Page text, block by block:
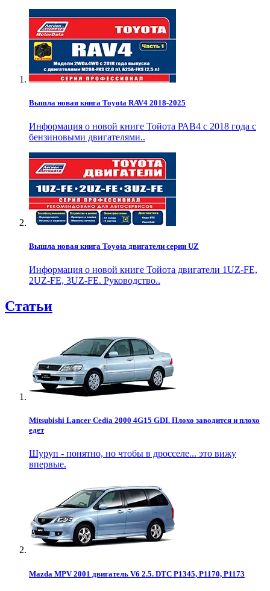
Вышла новая книга Toyota RAV4 2018-2025
Информация о новой книге Тойота РАВ4 с 2018 года с
бензиновыми двигателями..
Вышла новая книга Toyota двигатели серии UZ
Информация о новой книге Тойота двигатели 1UZ-FE,
2UZ-FE, 3UZ-FE. Руководство..
Статьи
Mitsubishi Lancer Cedia 2000 4G15 GDI. Плохо заводится и плохо
едет
Шуруп - понятно, но чтобы в дросселе... это вижу
впервые.
Mazda MPV 2001 двигатель V6 2.5. DTC P1345, P1170, P1173